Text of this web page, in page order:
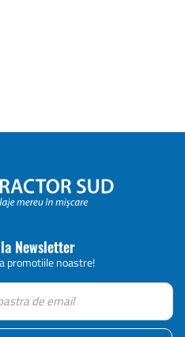
Newsletter
promotiile noastre!